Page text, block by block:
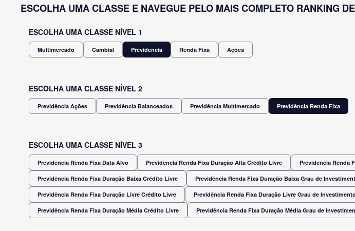
ESCOLHA UMA CLASSE E NAVEGUE PELO MAIS COMPLETO RANKING
ESCOLHA UMA CLASSE NÍVEL 1
Multimercado Cambial Previdência Renda Fixa Ações
ESCOLHA UMA CLASSE NÍVEL 2
Previdência Ações Previdência Balanceados Previdência Multimercado Previdência Renda Fixa
ESCOLHA UMA CLASSE NÍVEL 3
Previdência Renda Fixa Data Alvo Previdência Renda Fixa Duração Alta Crédito Livre Previdência Renda
Previdência Renda Fixa Duração Baixa Crédito Livre Previdência Renda Fixa Duração Baixa Grau de
Previdência Renda Fixa Duração Livre Crédito Livre Previdência Renda Fixa Duração Livre Grau de
Previdência Renda Fixa Duração Média Crédito Livre Previdência Renda Fixa Duração Média Grau de